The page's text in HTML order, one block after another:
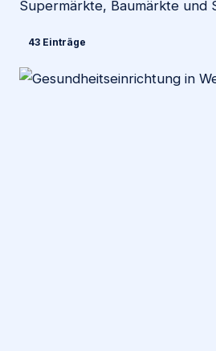
Supermärkte, Baumärkte und
43 Einträge